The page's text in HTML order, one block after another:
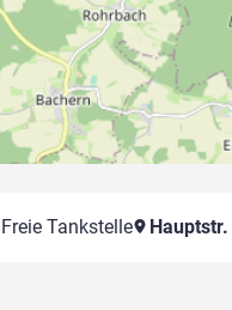
Freie Tankstelle Hauptstr.